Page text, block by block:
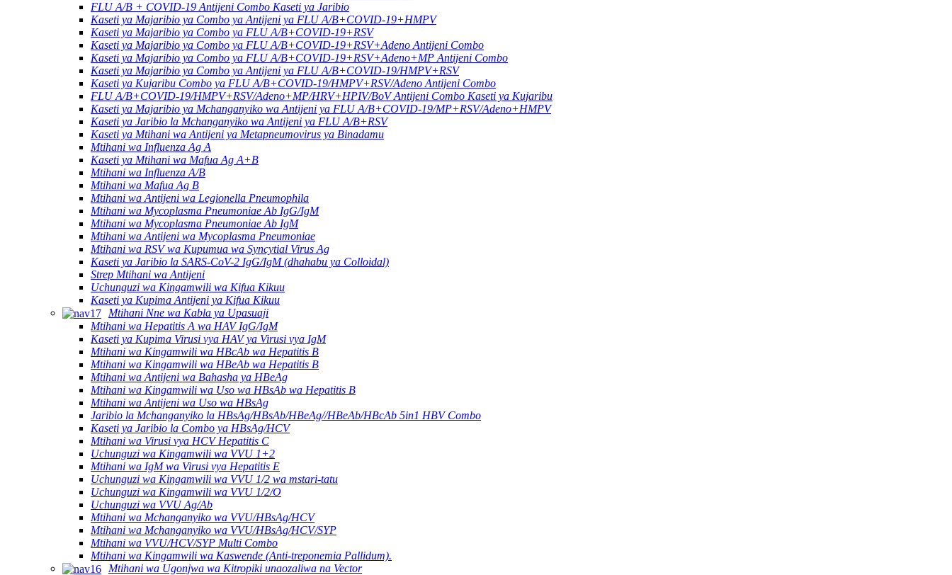
FLU A/B + COVID-19 Antijeni Combo Kaseti ya Jaribio
Kaseti ya Majaribio ya Combo ya Antijeni ya FLU A/B+COVID-19+HMPV
Kaseti ya Majaribio ya Combo ya FLU A/B+COVID-19+RSV
Kaseti ya Majaribio ya Combo ya FLU A/B+COVID-19+RSV+Adeno Antijeni Combo
Kaseti ya Majaribio ya Combo ya FLU A/B+COVID-19+RSV+Adeno+MP Antijeni Combo
Kaseti ya Majaribio ya Combo ya Antijeni ya FLU A/B+COVID-19/HMPV+RSV
Kaseti ya Kujaribu Combo ya FLU A/B+COVID-19/HMPV+RSV/Adeno Antijeni Combo
FLU A/B+COVID-19/HMPV+RSV/Adeno+MP/HRV+HPIV/BoV Antijeni Combo Kaseti ya Kujaribu
Kaseti ya Majaribio ya Mchanganyiko wa Antijeni ya FLU A/B+COVID-19/MP+RSV/Adeno+HMPV
Kaseti ya Jaribio la Mchanganyiko wa Antijeni ya FLU A/B+RSV
Kaseti ya Mtihani wa Antijeni ya Metapneumovirus ya Binadamu
Mtihani wa Influenza Ag A
Kaseti ya Mtihani wa Mafua Ag A+B
Mtihani wa Influenza A/B
Mtihani wa Mafua Ag B
Mtihani wa Antijeni wa Legionella Pneumophila
Mtihani wa Mycoplasma Pneumoniae Ab IgG/IgM
Mtihani wa Mycoplasma Pneumoniae Ab IgM
Mtihani wa Antijeni wa Mycoplasma Pneumoniae
Mtihani wa RSV wa Kupumua wa Syncytial Virus Ag
Kaseti ya Jaribio la SARS-CoV-2 IgG/IgM (dhahabu ya Colloidal)
Strep Mtihani wa Antijeni
Uchunguzi wa Kingamwili wa Kifua Kikuu
Kaseti ya Kupima Antijeni ya Kifua Kikuu
Mtihani Nne wa Kabla ya Upasuaji
Mtihani wa Hepatitis A wa HAV IgG/IgM
Kaseti ya Kupima Virusi vya HAV ya Virusi vya IgM
Mtihani wa Kingamwili wa HBcAb wa Hepatitis B
Mtihani wa Kingamwili wa HBeAb wa Hepatitis B
Mtihani wa Antijeni wa Bahasha ya HBeAg
Mtihani wa Kingamwili wa Uso wa HBsAb wa Hepatitis B
Mtihani wa Antijeni wa Uso wa HBsAg
Jaribio la Mchanganyiko la HBsAg/HBsAb/HBeAg//HBeAb/HBcAb 5in1 HBV Combo
Kaseti ya Jaribio la Combo ya HBsAg/HCV
Mtihani wa Virusi vya HCV Hepatitis C
Uchunguzi wa Kingamwili wa VVU 1+2
Mtihani wa IgM wa Virusi vya Hepatitis E
Uchunguzi wa Kingamwili wa VVU 1/2 wa mstari-tatu
Uchunguzi wa Kingamwili wa VVU 1/2/O
Uchunguzi wa VVU Ag/Ab
Mtihani wa Mchanganyiko wa VVU/HBsAg/HCV
Mtihani wa Mchanganyiko wa VVU/HBsAg/HCV/SYP
Mtihani wa VVU/HCV/SYP Multi Combo
Mtihani wa Kingamwili wa Kaswende (Anti-treponemia Pallidum).
Mtihani wa Ugonjwa wa Kitropiki unaozaliwa na Vector